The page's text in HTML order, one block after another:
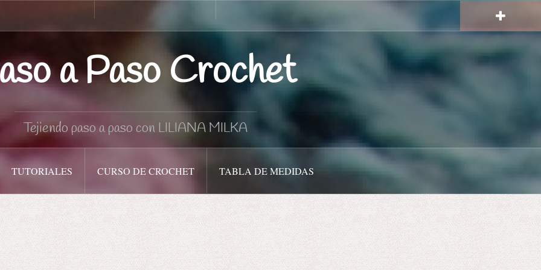
Crochet
medidas
a Paso Crochet
Tejiendo paso a paso con LILIANA MILKA
TUTORIALES CURSO DE CROCHET TABLA DE MEDIDAS